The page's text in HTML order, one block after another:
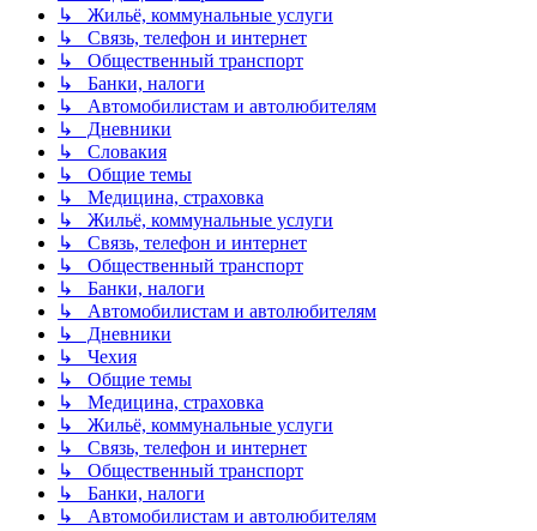
↳ Жильё, коммунальные услуги
↳ Связь, телефон и интернет
↳ Общественный транспорт
↳ Банки, налоги
↳ Автомобилистам и автолюбителям
↳ Дневники
↳ Словакия
↳ Общие темы
↳ Медицина, страховка
↳ Жильё, коммунальные услуги
↳ Связь, телефон и интернет
↳ Общественный транспорт
↳ Банки, налоги
↳ Автомобилистам и автолюбителям
↳ Дневники
↳ Чехия
↳ Общие темы
↳ Медицина, страховка
↳ Жильё, коммунальные услуги
↳ Связь, телефон и интернет
↳ Общественный транспорт
↳ Банки, налоги
↳ Автомобилистам и автолюбителям